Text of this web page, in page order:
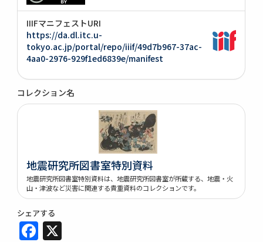
IIIFマニフェストURI
https://da.dl.itc.u-
tokyo.ac.jp/portal/repo/iiif/49d7b967-37ac-
4aa0-2976-929f1ed6839e/manifest
コレクション名
地震研究所図書室特別資料
地震研究所図書室特別資料は、地震研究所図書室が所蔵する、地震・火
山・津波など災害に関連する貴重資料のコレクションです。
シェアする
Facebook